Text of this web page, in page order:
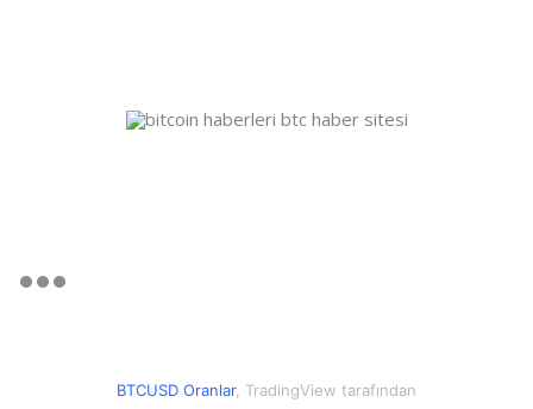
BTCUSD Oranlar, TradingView tarafından